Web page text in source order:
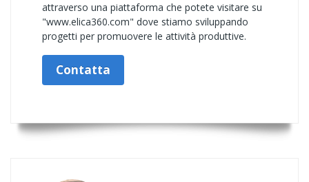
attraverso una piattaforma che potete visitare su
"www.elica360.com" dove stiamo sviluppando
progetti per promuovere le attività produttive.
Contatta